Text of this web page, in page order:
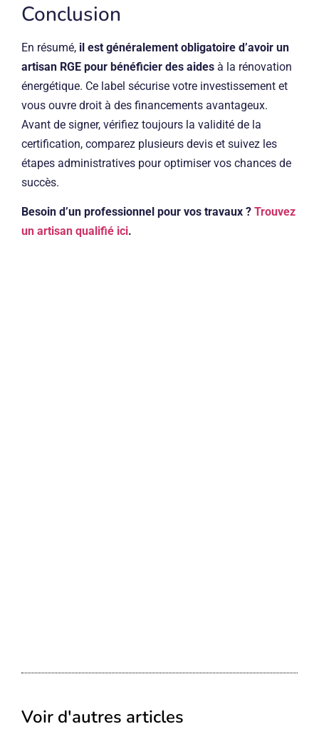
Conclusion
En résumé, il est généralement obligatoire d’avoir un
artisan RGE pour bénéficier des aides à la rénovation
énergétique. Ce label sécurise votre investissement et
vous ouvre droit à des financements avantageux.
Avant de signer, vérifiez toujours la validité de la
certification, comparez plusieurs devis et suivez les
étapes administratives pour optimiser vos chances de
succès.
Besoin d’un professionnel pour vos travaux ? Trouvez
un artisan qualifié ici.
Voir d'autres articles